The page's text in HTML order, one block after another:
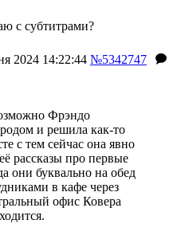
с субтитрами?
2024 14:22:44 №5342747
Фрэндо
и решила как-то
с тем сейчас она явно
рассказы про первые
они буквально на обед
в кафе через
офис Ковера